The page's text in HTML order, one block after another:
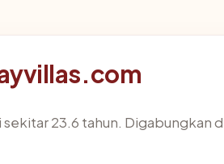
23.6 tahun. Digabungkan